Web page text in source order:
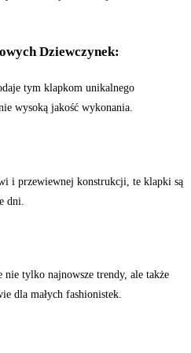
Dziewczynek:
tym klapkom unikalnego
wysoką jakość wykonania.
i przewiewnej konstrukcji, te klapki są
dni.
tylko najnowsze trendy, ale także
dla małych fashionistek.